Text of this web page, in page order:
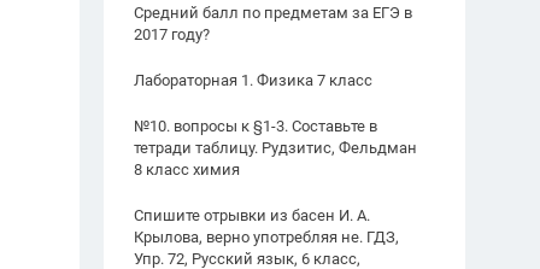
Средний балл по предметам за ЕГЭ в
2017 году?
Лабораторная 1. Физика 7 класс
№10. вопросы к §1-3. Составьте в
тетради таблицу. Рудзитис, Фельдман
8 класс химия
Спишите отрывки из басен И. А.
Крылова, верно употребляя не. ГДЗ,
Упр. 72, Русский язык, 6 класс,